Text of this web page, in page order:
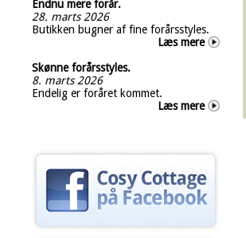
Endnu mere forår.
28. marts 2026
Butikken bugner af fine forårsstyles.
Læs mere
Skønne forårsstyles.
8. marts 2026
Endelig er foråret kommet.
Læs mere